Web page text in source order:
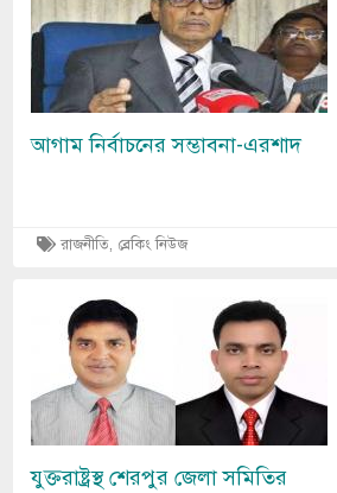
আগাম নির্বাচনের সম্ভাবনা-এরশাদ
রাজনীতি, ব্রেকিং নিউজ
Image
যুক্তরাষ্ট্রস্থ শেরপুর জেলা সমিতির